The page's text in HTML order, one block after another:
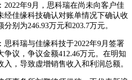
年9月，思科瑞在尚未向客户佳
经佳缘科技确认对账单情况下确认收
别为246.93万元和203.7万元。
科瑞与佳缘科技于2022年9月签署
争议，争议金额412.46万元。在明知
，导致虚增销售收入和利润总额。